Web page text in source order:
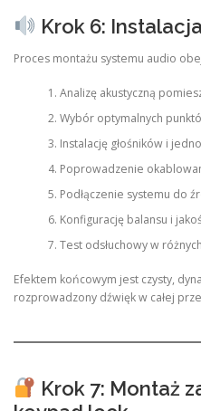
Krok 6:
Proces montażu systemu audio
Analizę akustyczną
Wybór optymalnych
Instalację głośników i
Poprowadzenie
Podłączenie systemu do
Konfigurację balansu i
Test odsłuchowy w
Efektem końcowym jest czysty,
rozprowadzony dźwięk w całej
Krok 7: Montaż